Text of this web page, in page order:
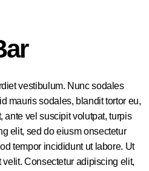
vestibulum. Nunc sodales
mauris sodales, blandit tortor eu,
ante vel suscipit volutpat, turpis
elit, sed do eiusm onsectetur
tempor incididunt ut labore. Ut
Consectetur adipiscing elit,